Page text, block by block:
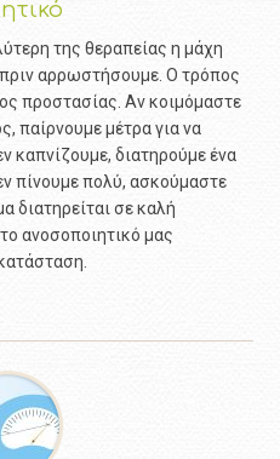
της θεραπείας η μάχη
πριν αρρωστήσουμε. Ο τρόπος
προστασίας. Αν κοιμόμαστε
παίρνουμε μέτρα για να
καπνίζουμε, διατηρούμε ένα
πίνουμε πολύ, ασκούμαστε
διατηρείται σε καλή
ανοσοποιητικό μας